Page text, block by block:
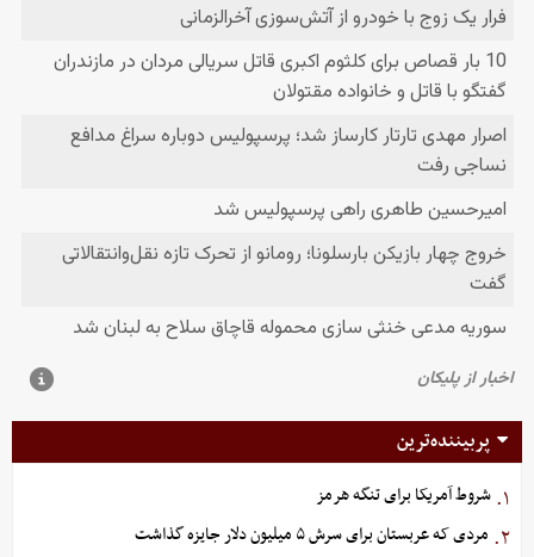
پربیننده‌ترین
۱. شروط آمریکا برای تنگه هرمز
۲. مردی که عربستان برای سرش ۵ میلیون دلار جایزه گذاشت